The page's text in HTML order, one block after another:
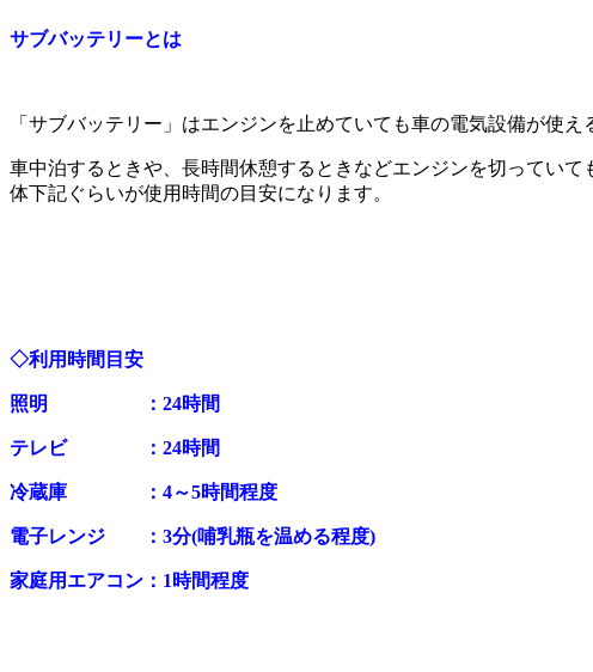
サブバッテリーとは
「サブバッテリー」はエンジンを止めていても車の電気設備が使え
車中泊するときや、長時間休憩するときなどエンジンを切ってい
体下記ぐらいが使用時間の目安になります。
◇利用時間目安
照明 ：24時間
テレビ ：24時間
冷蔵庫 ：4～5時間程度
電子レンジ ：3分(哺乳瓶を温める程度)
家庭用エアコン：1時間程度